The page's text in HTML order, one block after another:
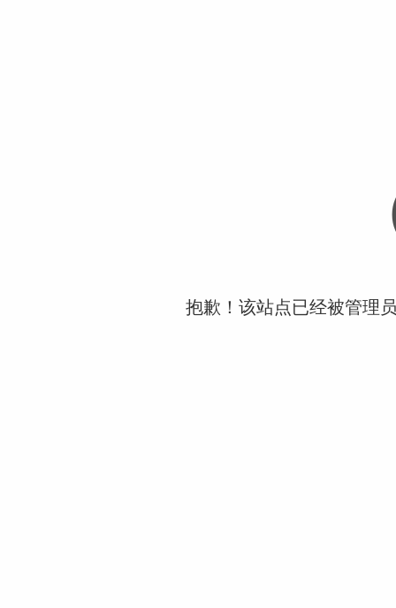
抱歉！该站点已经被管理